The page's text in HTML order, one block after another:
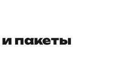
пакеты